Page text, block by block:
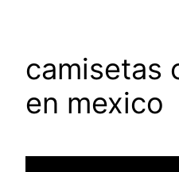
camisetas
en mexico